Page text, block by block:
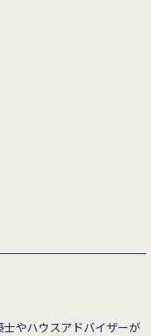
やハウスアドバイザーが